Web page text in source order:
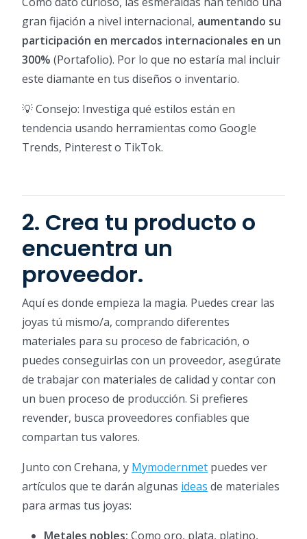
gran fijación a nivel internacional, aumentando su
participación en mercados internacionales en un
300% (Portafolio). Por lo que no estaría mal incluir
este diamante en tus diseños o inventario.
💡 Consejo: Investiga qué estilos están en
tendencia usando herramientas como Google
Trends, Pinterest o TikTok.
2. Crea tu producto o
encuentra un
proveedor.
Aquí es donde empieza la magia. Puedes crear las
joyas tú mismo/a, comprando diferentes
materiales para su proceso de fabricación, o
puedes conseguirlas con un proveedor, asegúrate
de trabajar con materiales de calidad y contar con
un buen proceso de producción. Si prefieres
revender, busca proveedores confiables que
compartan tus valores.
Junto con Crehana, y Mymodernmet puedes ver
artículos que te darán algunas ideas de materiales
para armas tus joyas:
Metales nobles: Como oro, plata, platino,